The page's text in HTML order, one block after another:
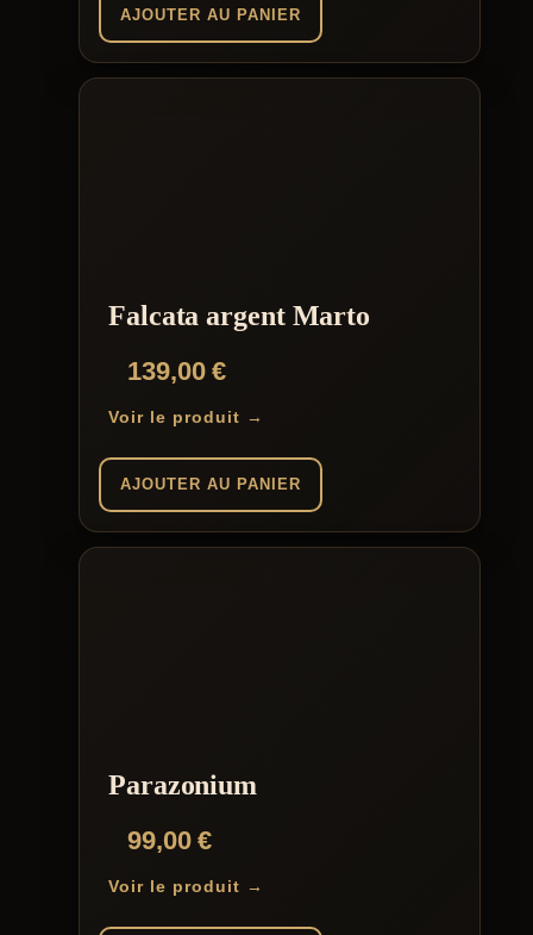
AJOUTER AU PANIER
Falcata argent Marto
139,00€
Voir le produit →
AJOUTER AU PANIER
Parazonium
99,00€
Voir le produit →